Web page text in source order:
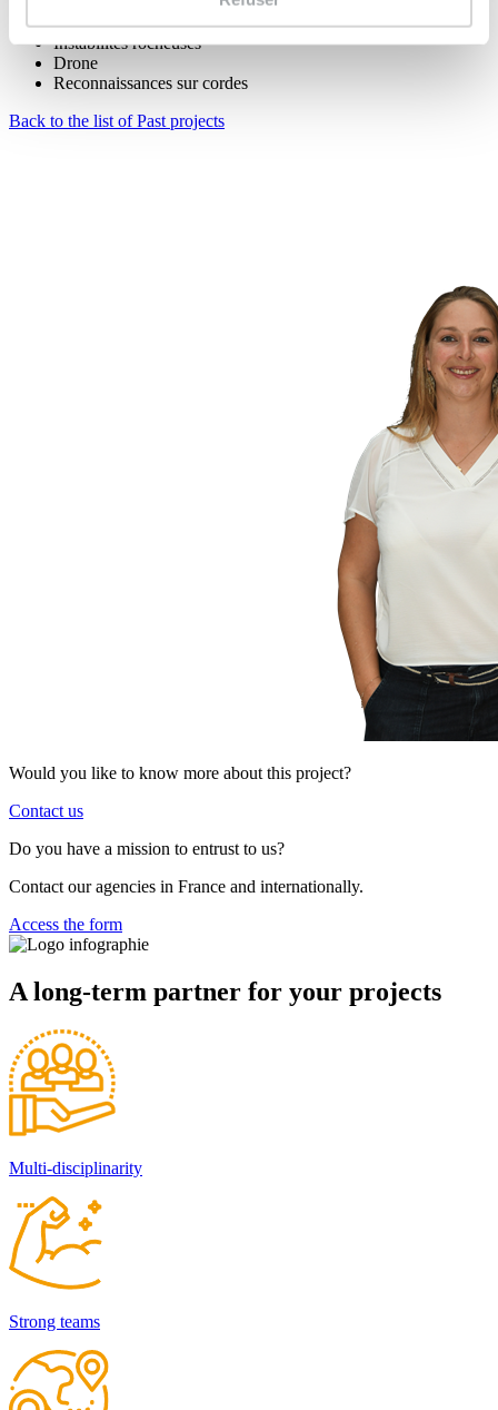
Sécurisation
Instabilités rocheuses
Drone
Reconnaissances sur cordes
Back to the list of Past projects
Would you like to know more about this project?
Contact us
Do you have a mission to entrust to us?
Contact our agencies in France and internationally.
Access the form
A long-term partner for your projects
Multi-disciplinarity
Strong teams